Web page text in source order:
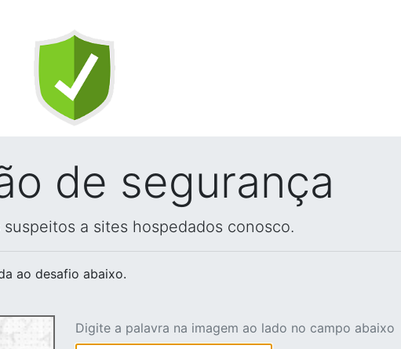
de segurança
a sites hospedados conosco.
ao desafio abaixo.
Digite a palavra na imagem ao lado no campo abaixo